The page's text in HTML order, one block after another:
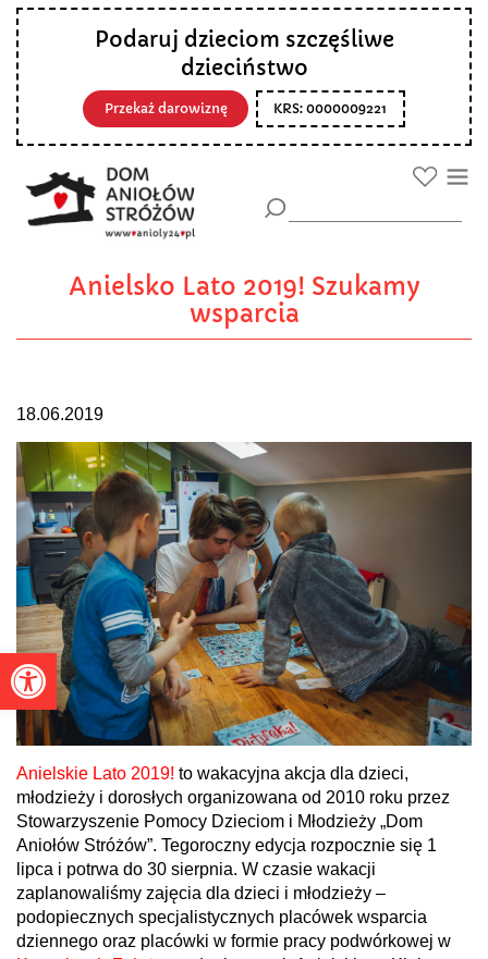
Otwórz pasek narzędzi
Podaruj dzieciom szczęśliwe
dzieciństwo
Przekaż darowiznę KRS: 0000009221
Anielsko Lato 2019! Szukamy
wsparcia
18.06.2019
Anielskie Lato 2019! to wakacyjna akcja dla dzieci,
młodzieży i dorosłych organizowana od 2010 roku przez
Stowarzyszenie Pomocy Dzieciom i Młodzieży „Dom
Aniołów Stróżów”. Tegoroczny edycja rozpocznie się 1
lipca i potrwa do 30 sierpnia. W czasie wakacji
zaplanowaliśmy zajęcia dla dzieci i młodzieży –
podopiecznych specjalistycznych placówek wsparcia
dziennego oraz placówki w formie pracy podwórkowej w